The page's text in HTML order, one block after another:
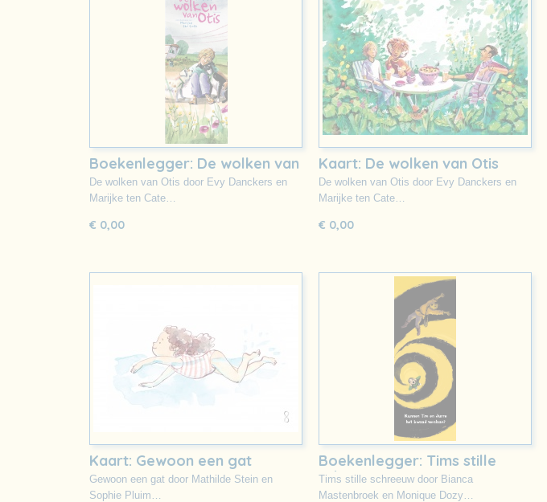
Boekenlegger: De wolken van
Otis
De wolken van Otis door Evy Danckers en
Marijke ten Cate…
€ 0,00
Kaart: De wolken van Otis
De wolken van Otis door Evy Danckers en
Marijke ten Cate…
€ 0,00
Kaart: Gewoon een gat
Gewoon een gat door Mathilde Stein en
Sophie Pluim…
Boekenlegger: Tims stille
schreeuw
Tims stille schreeuw door Bianca
Mastenbroek en Monique Dozy…